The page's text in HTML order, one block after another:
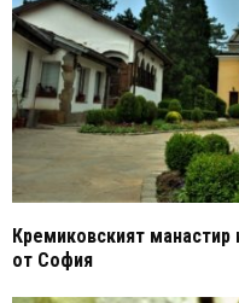
Кремиковският манастир
от София